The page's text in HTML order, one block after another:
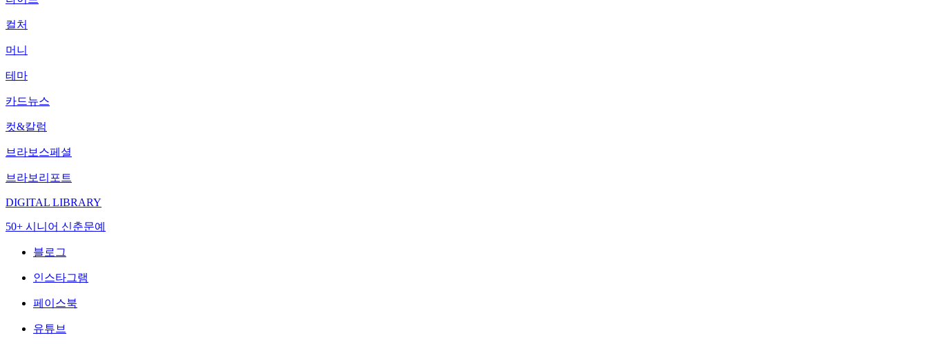
컬처
머니
테마
카드뉴스
컷&칼럼
브라보스페셜
브라보리포트
DIGITAL LIBRARY
50+ 시니어 신춘문예
블로그
인스타그램
페이스북
유튜브